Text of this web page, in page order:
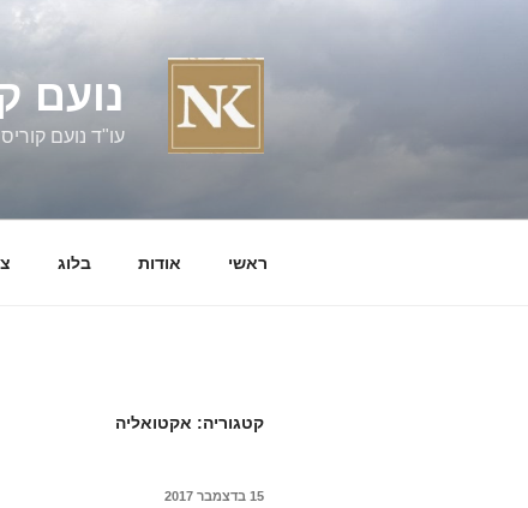
נועם
עו"ד נועם קוריס טל'
ראשי אודות בלוג
קטגוריה: אקטואליה
פורסם
15 בדצמבר 2017